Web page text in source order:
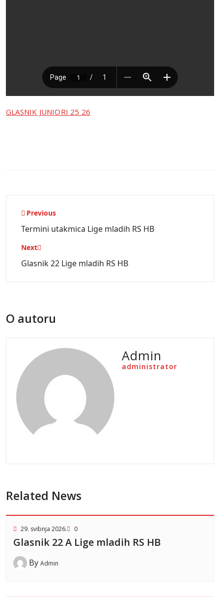
GLASNIK JUNIORI 25 26
Navigacija
objava
Previous
Termini utakmica Lige mladih RS HB
Next
Glasnik 22 Lige mladih RS HB
O autoru
Admin
administrator
Related News
29. svibnja 2026. 0
Glasnik 22 A Lige mladih RS HB
By Admin